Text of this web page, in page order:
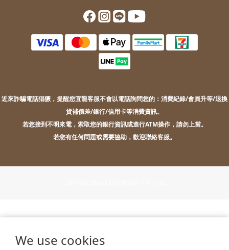
We use cookies
近來詐騙電話猖獗，提醒您宜龍客服不會以電話詢問您的： 消費紀錄/會員升等/退換
貨補價差/銀行/信用卡等消費資訊。
若您接到不明來電，索取您的銀行資訊或進行ATM操作，請勿上當。
若您有任何問題或需要協助，歡迎聯絡客服。